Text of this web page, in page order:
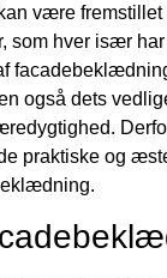
være
som hver især
også dets
praktiske og